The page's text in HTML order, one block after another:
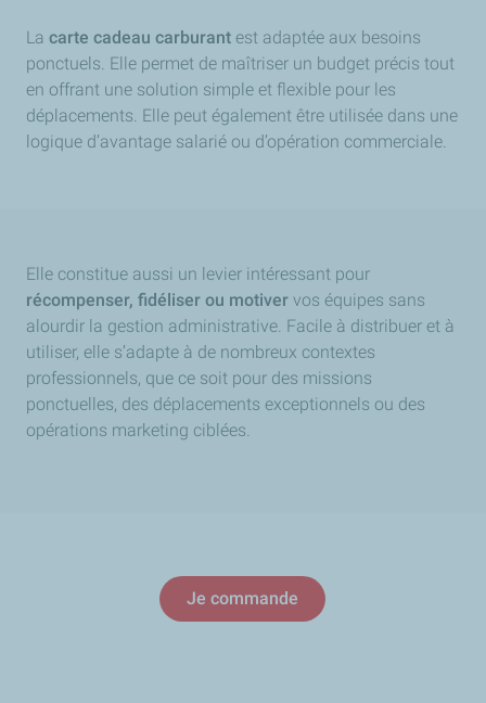
La carte cadeau carburant est adaptée aux besoins
ponctuels. Elle permet de maîtriser un budget précis tout
en offrant une solution simple et flexible pour les
déplacements. Elle peut également être utilisée dans une
logique d’avantage salarié ou d’opération commerciale.
Elle constitue aussi un levier intéressant pour
récompenser, fidéliser ou motiver vos équipes sans
alourdir la gestion administrative. Facile à distribuer et à
utiliser, elle s’adapte à de nombreux contextes
professionnels, que ce soit pour des missions
ponctuelles, des déplacements exceptionnels ou des
opérations marketing ciblées.
Je commande